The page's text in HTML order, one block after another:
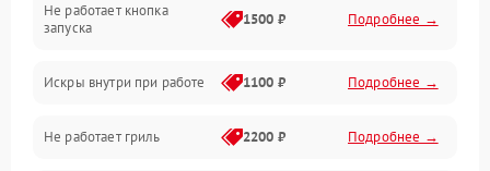
Нагрев и приготовление
Программное обеспечение
Не работает кнопка
запуска
1500 ₽ Подробнее →
Искры внутри при работе 1100 ₽ Подробнее →
Не работает гриль 2200 ₽ Подробнее →